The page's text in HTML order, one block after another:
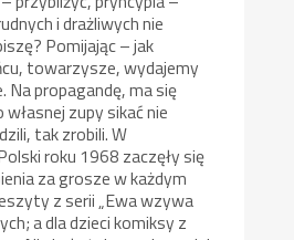
i drażliwych nie
Pomijając – jak
towarzysze, wydajemy
Na propagandę, ma się
zupy sikać nie
tak zrobili. W
roku 1968 zaczęły się
za grosze w każdym
z serii „Ewa wzywa
a dla dzieci komiksy z